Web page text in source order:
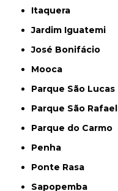
Itaquera
Jardim Iguatemi
José Bonifácio
Mooca
Parque São Lucas
Parque São Rafael
Parque do Carmo
Penha
Ponte Rasa
Sapopemba